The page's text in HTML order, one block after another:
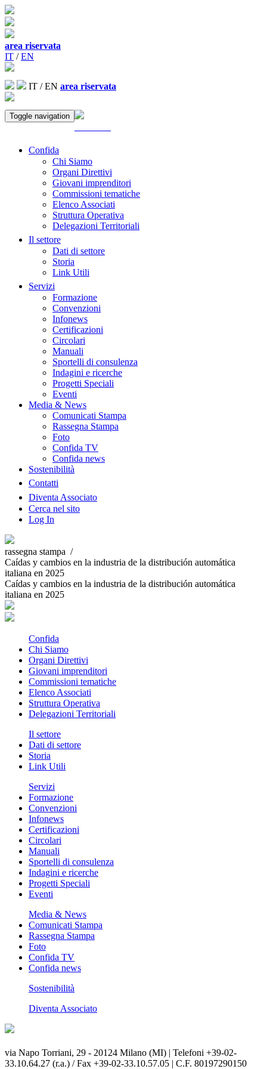
area riservata
IT /EN
IT /EN area riservata
Toggle navigation
Confida
Chi Siamo
Organi Direttivi
Giovani imprenditori
Commissioni tematiche
Elenco Associati
Struttura Operativa
Delegazioni Territoriali
Il settore
Dati di settore
Storia
Link Utili
Servizi
Formazione
Convenzioni
Infonews
Certificazioni
Circolari
Manuali
Sportelli di consulenza
Indagini e ricerche
Progetti Speciali
Eventi
Media & News
Comunicati Stampa
Rassegna Stampa
Foto
Confida TV
Confida news
Sostenibilità
Contatti
Diventa Associato
Cerca nel sito
Log In
rassegna stampa /
Caídas y cambios en la industria de la distribución automática
italiana en 2025
Caídas y cambios en la industria de la distribución automática
italiana en 2025
Confida
Chi Siamo
Organi Direttivi
Giovani imprenditori
Commissioni tematiche
Elenco Associati
Struttura Operativa
Delegazioni Territoriali
Il settore
Dati di settore
Storia
Link Utili
Servizi
Formazione
Convenzioni
Infonews
Certificazioni
Circolari
Manuali
Sportelli di consulenza
Indagini e ricerche
Progetti Speciali
Eventi
Media & News
Comunicati Stampa
Rassegna Stampa
Foto
Confida TV
Confida news
Sostenibilità
Diventa Associato
via Napo Torriani, 29 - 20124 Milano (MI) | Telefoni +39-02-
33.10.64.27 (r.a.) / Fax +39-02-33.10.57.05 | C.F. 80197290150